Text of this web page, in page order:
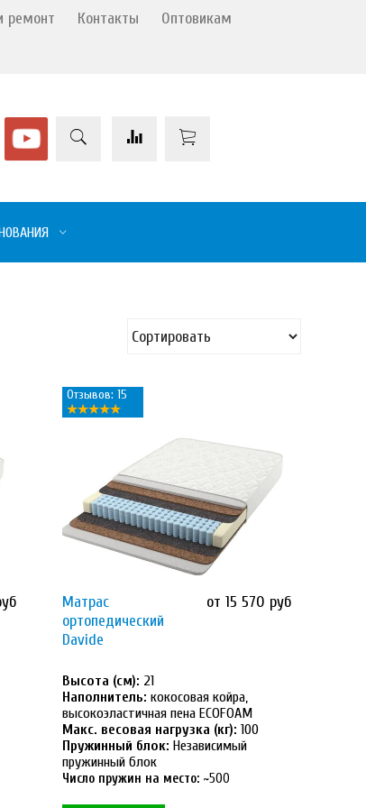
ремонт Контакты
Оптовикам
Отзывов: 15
Матрас
ортопедический
Davide
от 15 570 руб
Высота (см): 21
Наполнитель: кокосовая койра,
высокоэластичная пена ECOFOAM
Макс. весовая нагрузка (кг): 100
Пружинный блок: Независимый
пружинный блок
Число пружин на место:~500